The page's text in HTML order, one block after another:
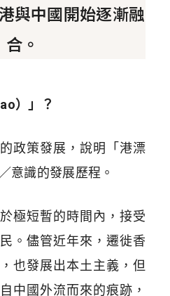
與中國開始逐漸融
合。
）」？
政策發展，說明「港漂
意識的發展歷程。
極短暫的時間內，接受
。儘管近年來，遷徙香
也發展出本土主義，但
中國外流而來的痕跡，